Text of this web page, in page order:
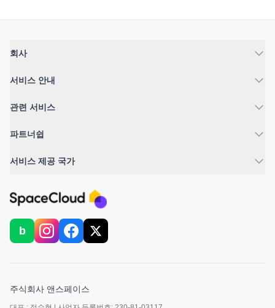
회사
서비스 안내
관련 서비스
파트너쉽
서비스 제공 국가
b
주식회사 앤스페이스